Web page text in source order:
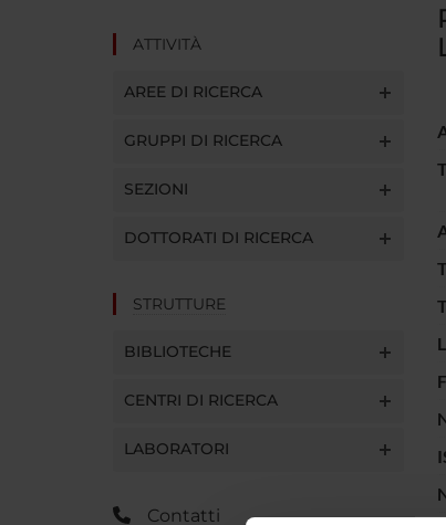
ATTIVITÀ
AREE DI RICERCA
GRUPPI DI RICERCA
SEZIONI
DOTTORATI DI RICERCA
STRUTTURE
BIBLIOTECHE
CENTRI DI RICERCA
LABORATORI
Contatti